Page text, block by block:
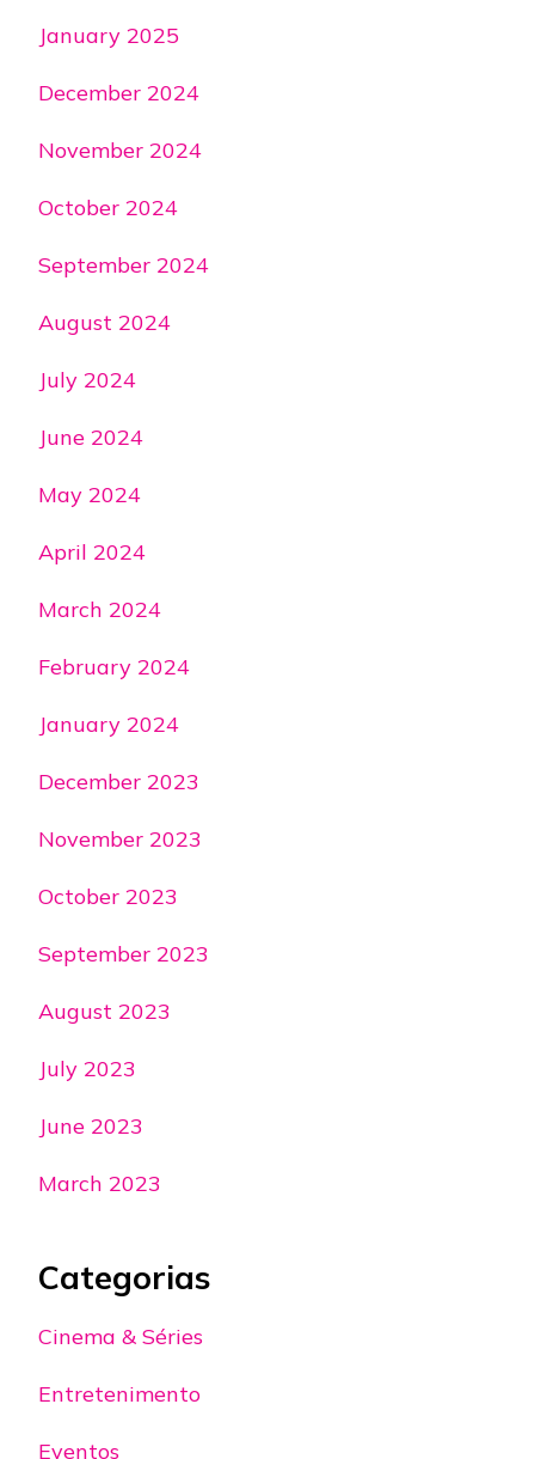
January 2025
December 2024
November 2024
October 2024
September 2024
August 2024
July 2024
June 2024
May 2024
April 2024
March 2024
February 2024
January 2024
December 2023
November 2023
October 2023
September 2023
August 2023
July 2023
June 2023
March 2023
Categorias
Cinema & Séries
Entretenimento
Eventos